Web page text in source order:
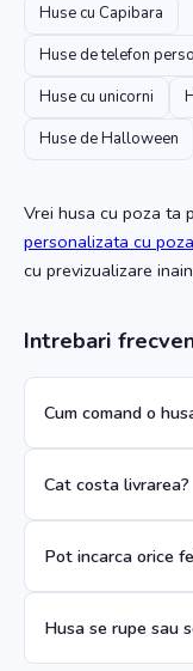
Huse cu Capibara
Huse de telefon
Huse cu unicorni
Huse de Halloween
Vrei husa cu poza ta
personalizata cu
cu previzualizare
Intrebari
Cum comand o
Cat costa livrarea?
Pot incarca orice
Husa se rupe sau